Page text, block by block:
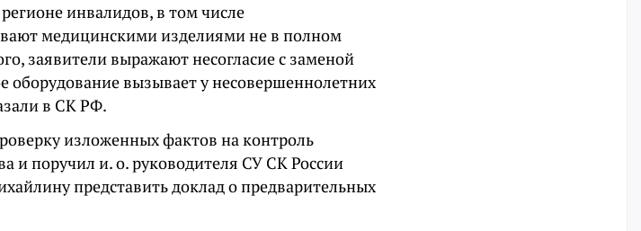
инвалидов, в том числе
медицинскими изделиями не в полном
заявители выражают несогласие с заменой
оборудование вызывает у несовершеннолетних
в СК РФ.
изложенных фактов на контроль
и поручил и. о. руководителя СУ СК России
представить доклад о предварительных